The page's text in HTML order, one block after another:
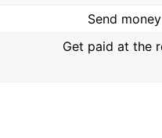
Send
Get paid at the